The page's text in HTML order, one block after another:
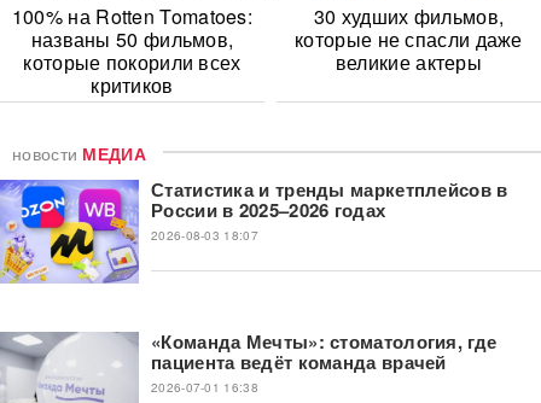
100% на Rotten Tomatoes:
названы 50 фильмов,
которые покорили всех
критиков
30 худших фильмов,
которые не спасли даже
великие актеры
новости МЕДИА
Статистика и тренды маркетплейсов в
России в 2025–2026 годах
2026-08-03 18:07
«Команда Мечты»: стоматология, где
пациента ведёт команда врачей
2026-07-01 16:38